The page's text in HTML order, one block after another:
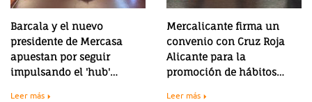
Barcala y el nuevo
presidente de Mercasa
apuestan por seguir
impulsando el 'hub'
Leer más
Mercalicante firma un
convenio con Cruz Roja
Alicante para la
promoción de hábitos
Leer más